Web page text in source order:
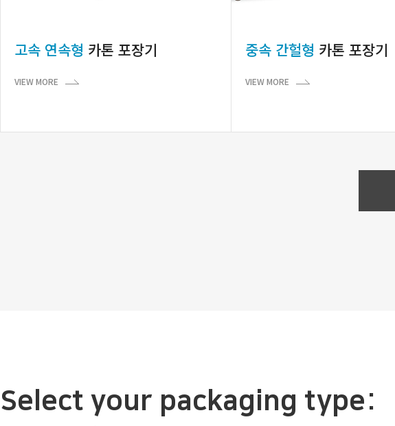
고속 연속형 카톤 포장기
VIEW MORE
중속 간헐형 카톤 포장기
VIEW MORE
Select your packaging type: